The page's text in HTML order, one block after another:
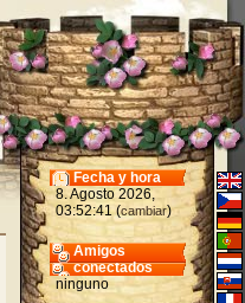
Fecha y hora
8. Agosto 2026,
03:52:41 (cambiar)
Amigos
conectados
ninguno